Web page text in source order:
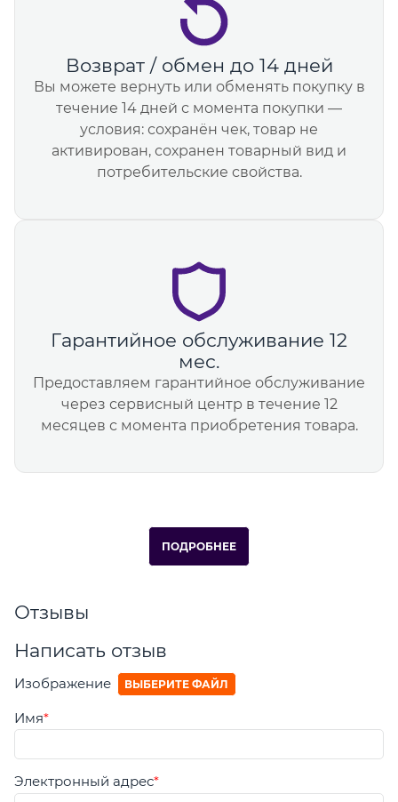
Возврат / обмен до 14 дней
Вы можете вернуть или обменять покупку в
течение 14 дней с момента покупки —
условия: сохранён чек, товар не
активирован, сохранен товарный вид и
потребительские свойства.
Гарантийное обслуживание 12
мес.
Предоставляем гарантийное обслуживание
через сервисный центр в течение 12
месяцев с момента приобретения товара.
ПОДРОБНЕЕ
Отзывы
Написать отзыв
Изображение ВЫБЕРИТЕ ФАЙЛ
Имя
Электронный адрес